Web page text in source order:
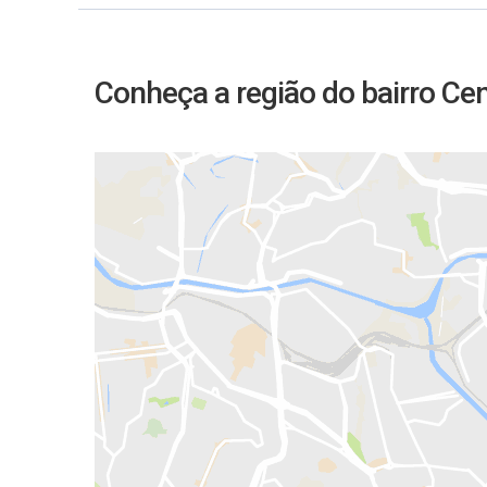
Conheça a região do bairro